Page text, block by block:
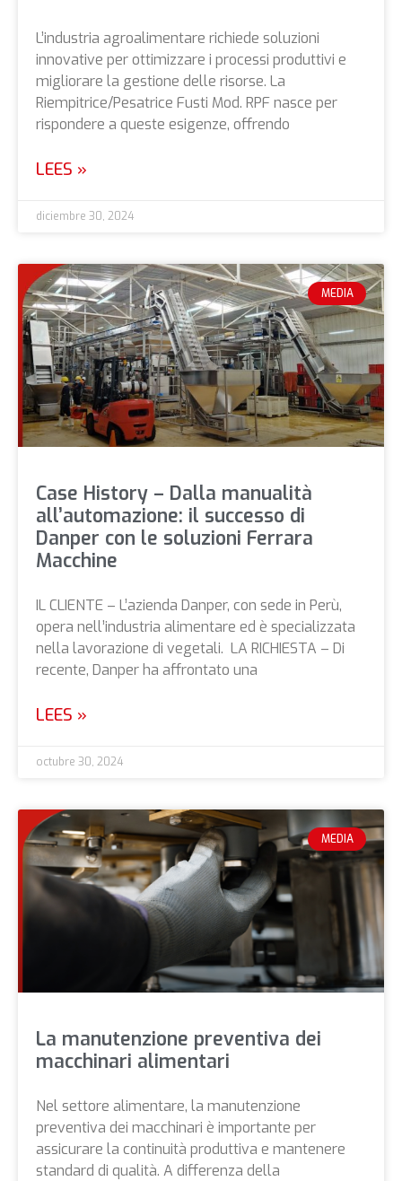
L’industria agroalimentare richiede soluzioni
innovative per ottimizzare i processi produttivi e
migliorare la gestione delle risorse. La
Riempitrice/Pesatrice Fusti Mod. RPF nasce per
rispondere a queste esigenze, offrendo
LEES »
diciembre 30, 2024
MEDIA
Case History – Dalla manualità
all’automazione: il successo di
Danper con le soluzioni Ferrara
Macchine
IL CLIENTE – L’azienda Danper, con sede in Perù,
opera nell’industria alimentare ed è specializzata
nella lavorazione di vegetali. LA RICHIESTA – Di
recente, Danper ha affrontato una
LEES »
octubre 30, 2024
MEDIA
La manutenzione preventiva dei
macchinari alimentari
Nel settore alimentare, la manutenzione
preventiva dei macchinari è importante per
assicurare la continuità produttiva e mantenere
standard di qualità. A differenza della